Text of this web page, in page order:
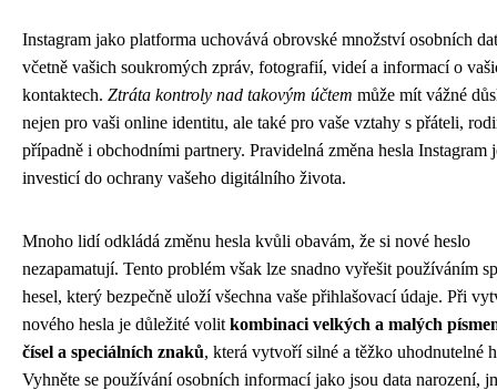
Instagram jako platforma uchovává obrovské množství osobních
včetně vašich soukromých zpráv, fotografií, videí a informací o
kontaktech. Ztráta kontroly nad takovým účtem může mít vážné
nejen pro vaši online identitu, ale také pro vaše vztahy s přáteli,
případně i obchodními partnery. Pravidelná změna hesla Instagram
investicí do ochrany vašeho digitálního života.
Mnoho lidí odkládá změnu hesla kvůli obavám, že si nové heslo
nezapamatují. Tento problém však lze snadno vyřešit používáním
hesel, který bezpečně uloží všechna vaše přihlašovací údaje. Při
nového hesla je důležité volit kombinaci velkých a malých
čísel a speciálních znaků, která vytvoří silné a těžko uhodnutelné
Vyhněte se používání osobních informací jako jsou data narození,